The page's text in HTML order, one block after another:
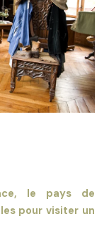
le pays de
pour visiter un